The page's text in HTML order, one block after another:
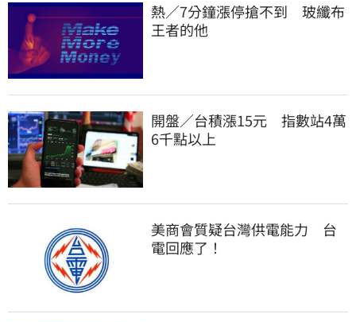
熱／7分鐘漲停搶不到　玻纖布
王者的他
開盤／台積漲15元　指數站4萬
6千點以上
美商會質疑台灣供電能力　台
電回應了！